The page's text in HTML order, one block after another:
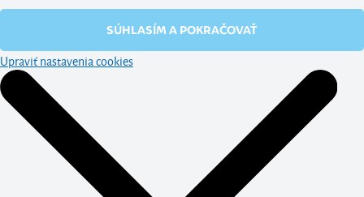
SÚHLASÍM A POKRAČOVAŤ
Upraviť nastavenia cookies